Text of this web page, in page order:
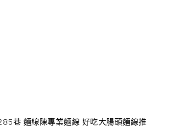
巷 麵線陳專業麵線 好吃大腸頭麵線推